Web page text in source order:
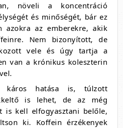
növeli a koncentráció
és minőségét, bár ez
azokra az emberekre, akik
Nem bizonyított, de
vele és úgy tartja a
van a krónikus koleszterin
káros hatása is, túlzott
is lehet, de az még
is kell elfogyasztani belőle,
ki. Koffein érzékenyek